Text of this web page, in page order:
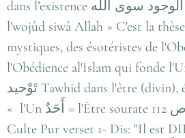
dans l’existence ليس في الوجود سوى الله Laysa fî
l'wojûd siwâ Allah » C'est la
mystiques, des ésotéristes de
l'Obédience al'Islam qui fonde
تَوْحيد Tawhid dans l'être (divin), établissant l'équation :
« l'Un أَحَدٌ = l'Être sourate 112 الإخلاص al-Iḫlāṣ Le
Culte Pur verset 1- Dis: "Il est